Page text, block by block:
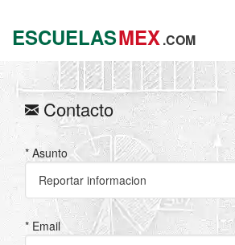
ESCUELASMEX.COM
Contacto
* Asunto
* Email